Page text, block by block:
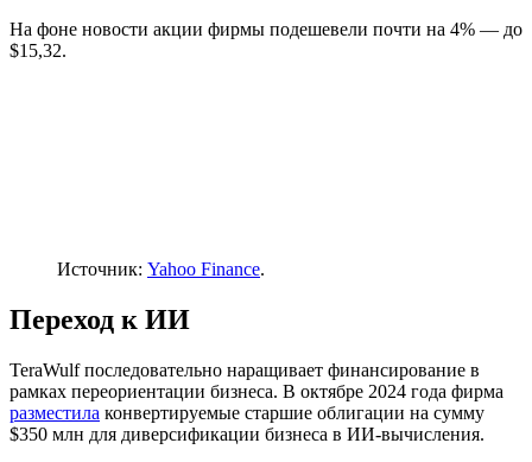
На фоне новости акции фирмы подешевели почти на 4% — до
$15,32.
Источник: Yahoo Finance.
Переход к ИИ
TeraWulf последовательно наращивает финансирование в
рамках переориентации бизнеса. В октябре 2024 года фирма
разместила конвертируемые старшие облигации на сумму
$350 млн для диверсификации бизнеса в ИИ-вычисления.